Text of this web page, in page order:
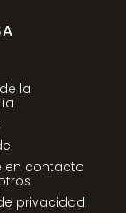
la
en contacto
privacidad